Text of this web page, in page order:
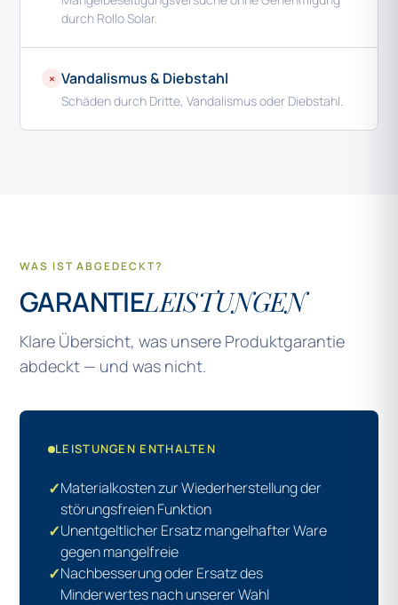
durch Rollo Solar.
× Vandalismus & Diebstahl
Schäden durch Dritte, Vandalismus oder Diebstahl.
WAS IST ABGEDECKT?
GARANTIELEISTUNGEN
Klare Übersicht, was unsere Produktgarantie
abdeckt — und was nicht.
LEISTUNGEN ENTHALTEN
✓Materialkosten zur Wiederherstellung der
störungsfreien Funktion
✓Unentgeltlicher Ersatz mangelhafter Ware
gegen mangelfreie
✓Nachbesserung oder Ersatz des
Minderwertes nach unserer Wahl